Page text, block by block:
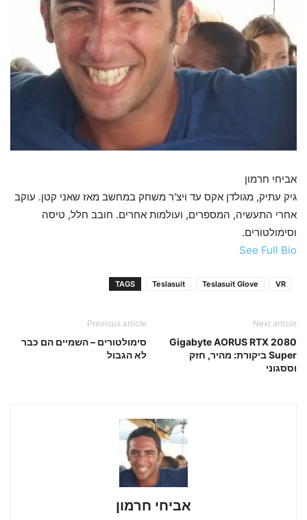
אביחי חרמון
גיק עתיק, מגולדן אקס עד ויצ'ר משחק במחשב מאז שאני קטן. עוקב
אחרי התעשיה, המספרים, ועולמות אחרים. חובב חלל, טיסה
וסימולטורים.
See Full Bio
TAGS Teslasuit Teslasuit Glove VR
Previous article
סימולטורים – השמיים הם כבר
לא הגבול
Next article
Gigabyte AORUS RTX 2080
Super ביקורת: מהיר, חזק
וססגוני
אביחי חרמון